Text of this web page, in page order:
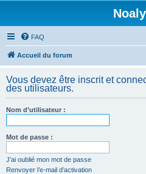
FAQ
Accueil du forum
Vous devez être inscrit et
des utilisateurs.
Nom d’utilisateur :
Mot de passe :
J’ai oublié mon mot de passe
Renvoyer l’e-mail d’activation